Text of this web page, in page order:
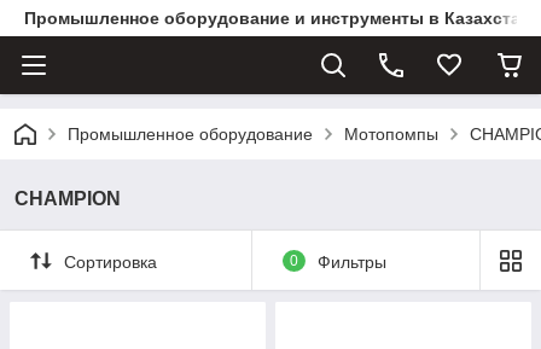
Промышленное оборудование и инструменты в
Промышленное оборудование Мотопомпы
CHAMPION
Сортировка 0 Фильтры